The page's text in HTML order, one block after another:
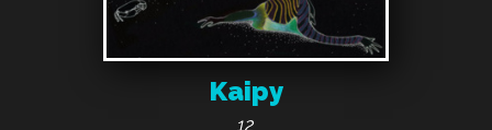
Kaipy
12